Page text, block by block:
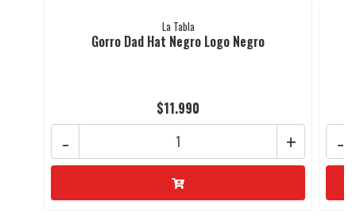
La Tabla
Gorro Dad Hat Negro Logo Negro
$11.990
+
- -